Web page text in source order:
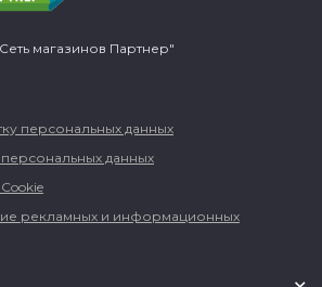
магазинов Партнер"
персональных данных
данных
рекламных и информационных